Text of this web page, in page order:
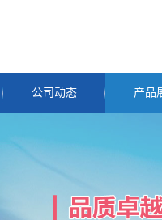
公司动态 产品